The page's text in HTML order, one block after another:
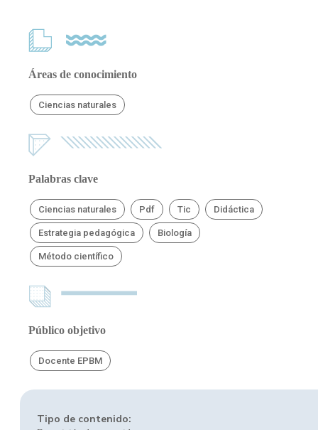
Áreas de conocimiento
Ciencias naturales
Palabras clave
Ciencias naturales Pdf Tic Didáctica
Estrategia pedagógica Biología
Método científico
Público objetivo
Docente EPBM
Tipo de contenido: